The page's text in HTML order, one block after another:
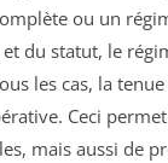
ou un
du statut, le
les cas, la tenue
Ceci
mais aussi de